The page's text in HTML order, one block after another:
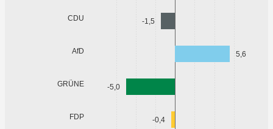
CDU
AfD
GRÜNE
FDP
-1,5
5,6
-5,0
-0,4